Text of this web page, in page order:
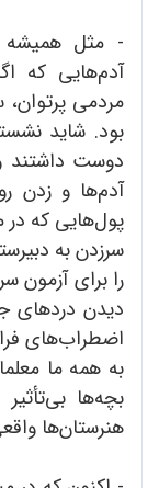
- مثل همیشه
آدم‌هایی که
مردمی پرتوان،
بود. شاید
دوست داشتند
آدم‌ها و زدن
پول‌هایی که در
سرزدن به
را برای آزمون
دیدن دردهای
اضطراب‌های
به همه ما
بچه‌ها
هنرستان‌ها